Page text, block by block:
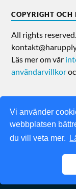
Vi använder
webbplatsen
du vill veta mer.
COPYRIGHT OCH
All rights
Läs mer om vår
användarvillkor